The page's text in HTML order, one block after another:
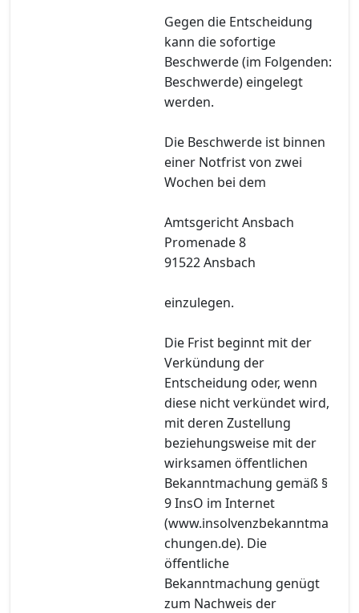
Gegen die Entscheidung
kann die sofortige
Beschwerde (im Folgenden:
Beschwerde) eingelegt
werden.
Die Beschwerde ist binnen
einer Notfrist von zwei
Wochen bei dem
Amtsgericht Ansbach
Promenade 8
91522 Ansbach
einzulegen.
Die Frist beginnt mit der
Verkündung der
Entscheidung oder, wenn
diese nicht verkündet wird,
mit deren Zustellung
beziehungsweise mit der
wirksamen öffentlichen
Bekanntmachung gemäß §
9 InsO im Internet
(www.insolvenzbekanntma
chungen.de). Die
öffentliche
Bekanntmachung genügt
zum Nachweis der